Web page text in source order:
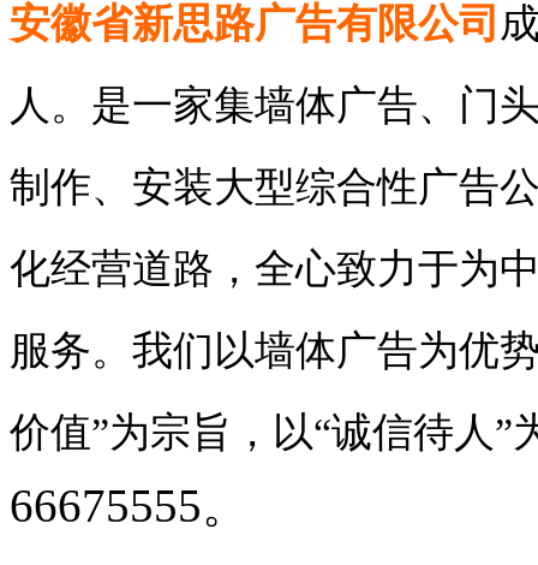
安徽省新思路广告有限公司
人。是一家集墙体广告、门
制作、安装大型综合性广告
化经营道路，全心致力于为
服务。我们以墙体广告为优
价值”为宗旨，以“诚信待人”
66675555。